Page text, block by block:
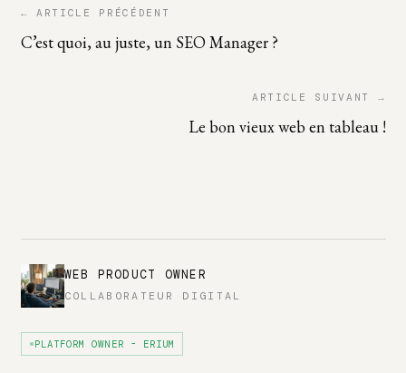
← ARTICLE PRÉCÉDENT
C’est quoi, au juste, un SEO Manager ?
ARTICLE SUIVANT →
Le bon vieux web en tableau !
WEB PRODUCT OWNER
COLLABORATEUR DIGITAL
PLATFORM OWNER - ERIUM